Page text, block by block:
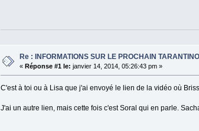
Re : INFORMATIONS SUR LE PROCHAIN TARANTINO
«Réponse #1 le: janvier 14, 2014, 05:26:43 pm »
C'est à toi ou à Lisa que j'ai envoyé le lien de la vidéo où
J'ai un autre lien, mais cette fois c'est Soral qui en parle.